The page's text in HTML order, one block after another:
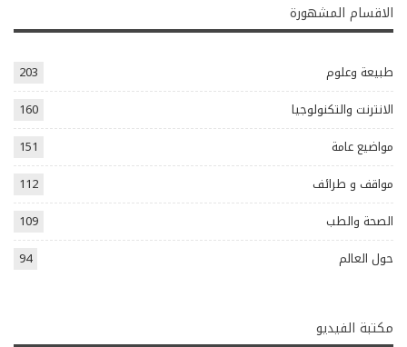
الاقسام المشهورة
طبيعة وعلوم
203
الانترنت والتكنولوجيا
160
مواضيع عامة
151
مواقف و طرائف
112
الصحة والطب
109
حول العالم
94
مكتبة الفيديو